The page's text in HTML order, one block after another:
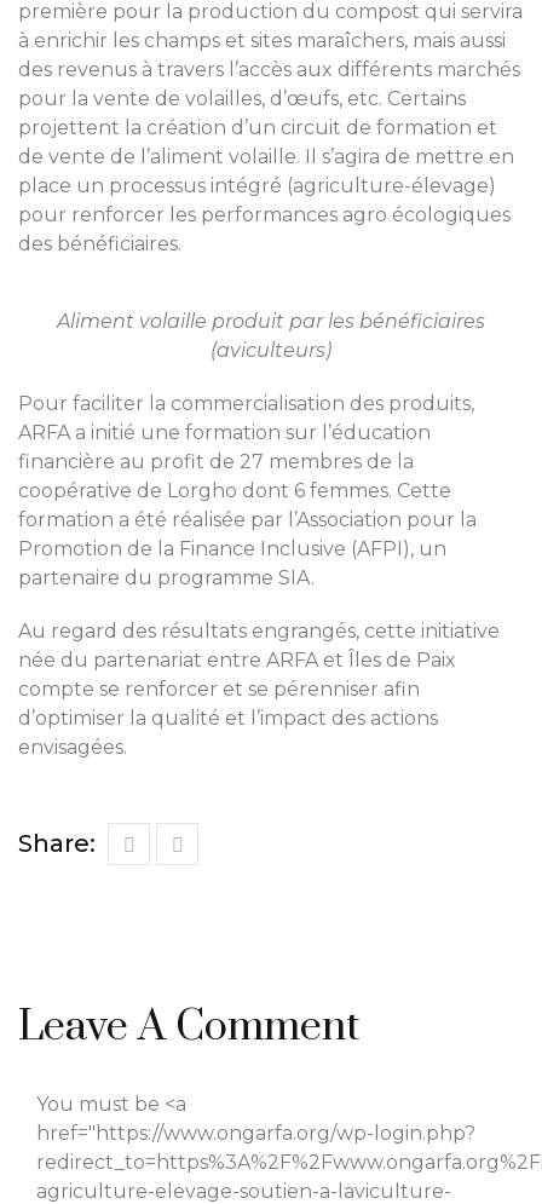
première pour la production du compost qui servira
à enrichir les champs et sites maraîchers, mais aussi
des revenus à travers l’accès aux différents marchés
pour la vente de volailles, d’œufs, etc. Certains
projettent la création d’un circuit de formation et
de vente de l’aliment volaille. Il s’agira de mettre en
place un processus intégré (agriculture-élevage)
pour renforcer les performances agro écologiques
des bénéficiaires.
Aliment volaille produit par les bénéficiaires
(aviculteurs)
Pour faciliter la commercialisation des produits,
ARFA a initié une formation sur l’éducation
financière au profit de 27 membres de la
coopérative de Lorgho dont 6 femmes. Cette
formation a été réalisée par l’Association pour la
Promotion de la Finance Inclusive (AFPI), un
partenaire du programme SIA.
Au regard des résultats engrangés, cette initiative
née du partenariat entre ARFA et Îles de Paix
compte se renforcer et se pérenniser afin
d’optimiser la qualité et l’impact des actions
envisagées.
Share:
Leave A Comment
You must be <a
href="https://www.ongarfa.org/wp-login.php?
agriculture-elevage-soutien-a-laviculture-